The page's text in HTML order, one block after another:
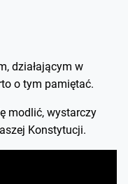
działającym w
o tym pamiętać.
modlić, wystarczy
Konstytucji.